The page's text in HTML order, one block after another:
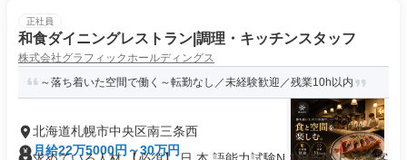
正社員
和食ダイニングレストラン|調理・キッチンスタッフ
株式会社グラフィックホールディングス
～落ち着いた空間で働く～転勤なし／未経験歓迎／残業10h以内
北海道札幌市中央区南三条西
月給22万5000円～30万円